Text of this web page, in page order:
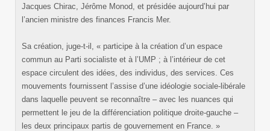
Jacques Chirac, Jérôme Monod, et présidée aujourd’hui par
l’ancien ministre des finances Francis Mer.
Sa création, juge-t-il, « participe à la création d’un espace
commun au Parti socialiste et à l’UMP ; à l’intérieur de cet
espace circulent des idées, des individus, des services. Ces
mouvements fournissent l’assise d’une idéologie sociale-libérale
dans laquelle peuvent se reconnaître – avec les nuances qui
permettent le jeu de la différenciation politique droite-gauche –
les deux principaux partis de gouvernement en France. »